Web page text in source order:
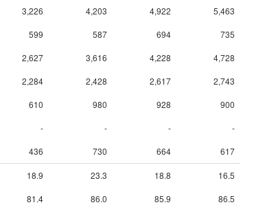
3,226 4,203 4,922 5,463
599 587 694 735
2,627 3,616 4,228 4,728
2,284 2,428 2,617 2,743
610 980 928 900
- - - -
436 730 664 617
18.9 23.3 18.8 16.5
81.4 86.0 85.9 86.5